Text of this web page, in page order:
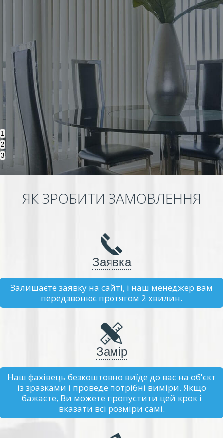
1
2
3
ЯК ЗРОБИТИ ЗАМОВЛЕННЯ
Заявка
Залишаєте заявку на сайті, і наш менеджер вам
передзвонює протягом 2 хвилин.
Замір
Наш фахівець безкоштовно виїде до вас на об'єкт
із зразками і проведе потрібні виміри. Якщо
бажаєте, Ви можете пропустити цей крок і
вказати всі розміри самі.